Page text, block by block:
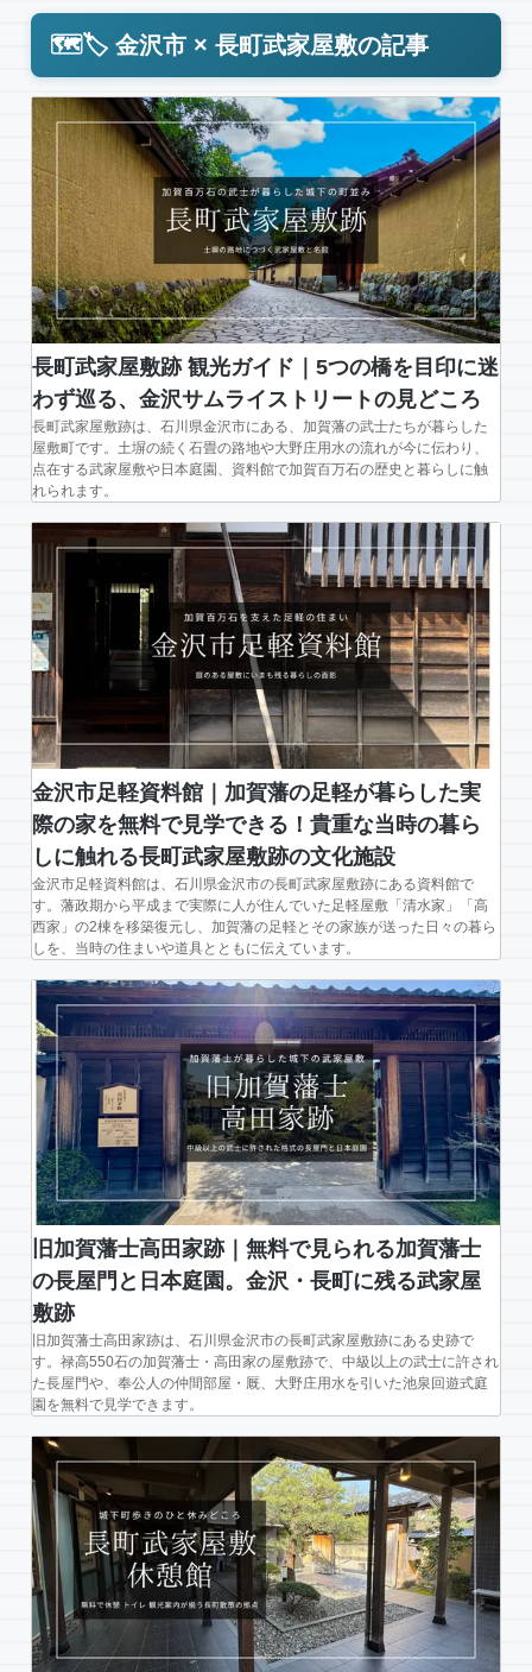
村
家
｜
ミ
シ
ュ
ラ
ン
2
つ
星
の
庭
園
と
加
賀
藩
士
し。
し
め
る
金
沢・
長
町
の
武
家
屋
敷
🗺️🏷️ 金沢市 × 長町武家屋敷の記事
長町武家屋敷跡 観光ガイド｜5つの橋を目印に迷
わず巡る、金沢サムライストリートの見どころ
長町武家屋敷跡は、石川県金沢市にある、加賀藩の武士たちが暮らした
屋敷町です。土塀の続く石畳の路地や大野庄用水の流れが今に伝わり、
点在する武家屋敷や日本庭園、資料館で加賀百万石の歴史と暮らしに触
れられます。
金沢市足軽資料館｜加賀藩の足軽が暮らした実
際の家を無料で見学できる！貴重な当時の暮ら
しに触れる長町武家屋敷跡の文化施設
金沢市足軽資料館は、石川県金沢市の長町武家屋敷跡にある資料館で
す。藩政期から平成まで実際に人が住んでいた足軽屋敷「清水家」「高
西家」の2棟を移築復元し、加賀藩の足軽とその家族が送った日々の暮ら
しを、当時の住まいや道具とともに伝えています。
旧加賀藩士高田家跡｜無料で見られる加賀藩士
の長屋門と日本庭園。金沢・長町に残る武家屋
敷跡
旧加賀藩士高田家跡は、石川県金沢市の長町武家屋敷跡にある史跡で
す。禄高550石の加賀藩士・高田家の屋敷跡で、中級以上の武士に許され
た長屋門や、奉公人の仲間部屋・厩、大野庄用水を引いた池泉回遊式庭
園を無料で見学できます。